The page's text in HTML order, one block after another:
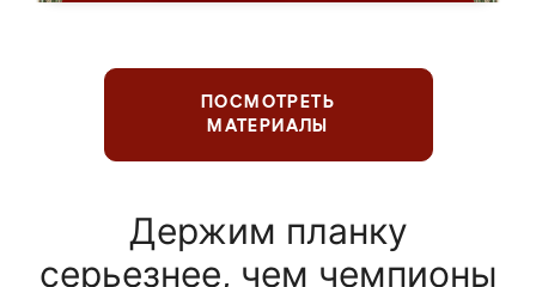
ПОСМОТРЕТЬ
МАТЕРИАЛЫ
Держим планку
серьезнее, чем чемпионы